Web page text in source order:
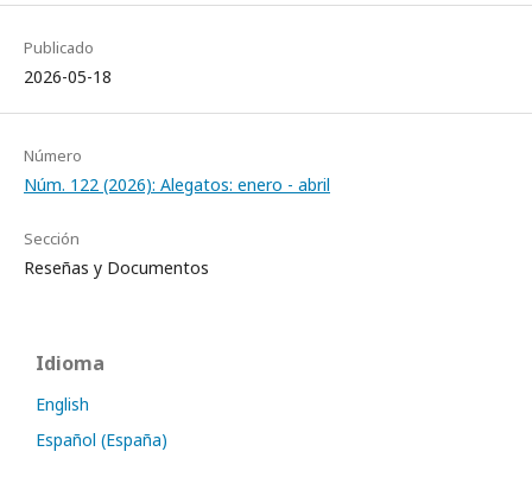
Publicado
2026-05-18
Número
Núm. 122 (2026): Alegatos: enero - abril
Sección
Reseñas y Documentos
Idioma
English
Español (España)